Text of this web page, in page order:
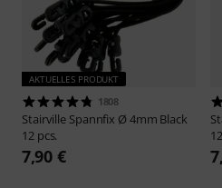
AKTUELLES PRODUKT
1808
Stairville Spannfix Ø 4mm Black
12 pcs.
7,90 €